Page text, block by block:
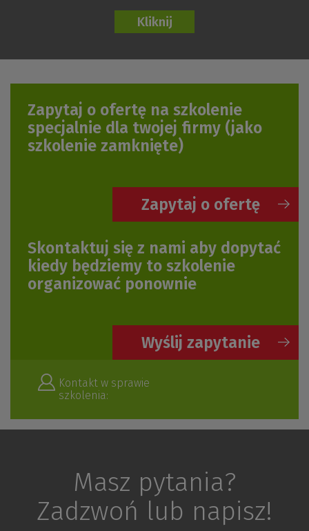
Zapytaj o ofertę na szkolenie
specjalnie dla twojej firmy (jako
szkolenie zamknięte)
Zapytaj o ofertę
Skontaktuj się z nami aby dopytać
kiedy będziemy to szkolenie
organizować ponownie
Wyślij zapytanie
Kontakt w sprawie
szkolenia:
Masz pytania?
Zadzwoń lub napisz!